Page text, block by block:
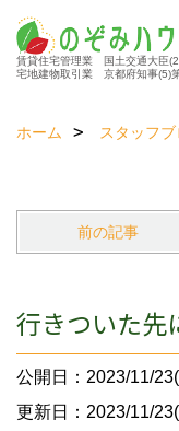
賃貸住宅管理業 国土交通大臣
宅地建物取引業 京都府知事(5)
ホーム スタッフ
前の記事
行きついた
公開日：2023/11/
更新日：2023/11/